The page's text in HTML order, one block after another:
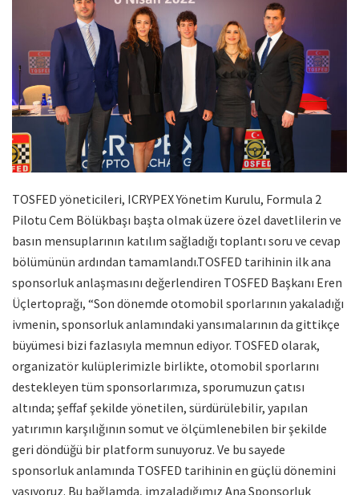
TOSFED yöneticileri, ICRYPEX Yönetim Kurulu, Formula 2
Pilotu Cem Bölükbaşı başta olmak üzere özel davetlilerin ve
basın mensuplarının katılım sağladığı toplantı soru ve cevap
bölümünün ardından tamamlandı.TOSFED tarihinin ilk ana
sponsorluk anlaşmasını değerlendiren TOSFED Başkanı Eren
Üçlertoprağı, “Son dönemde otomobil sporlarının yakaladığı
ivmenin, sponsorluk anlamındaki yansımalarının da gittikçe
büyümesi bizi fazlasıyla memnun ediyor. TOSFED olarak,
organizatör kulüplerimizle birlikte, otomobil sporlarını
destekleyen tüm sponsorlarımıza, sporumuzun çatısı
altında; şeffaf şekilde yönetilen, sürdürülebilir, yapılan
yatırımın karşılığının somut ve ölçümlenebilen bir şekilde
geri döndüğü bir platform sunuyoruz. Ve bu sayede
sponsorluk anlamında TOSFED tarihinin en güçlü dönemini
yaşıyoruz. Bu bağlamda, imzaladığımız Ana Sponsorluk